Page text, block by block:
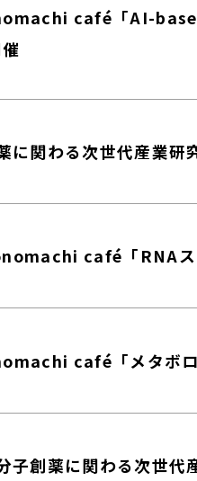
café「AI-
に関わる次世代産業
café「RNAス
café「メタボロ
創薬に関わる次世代